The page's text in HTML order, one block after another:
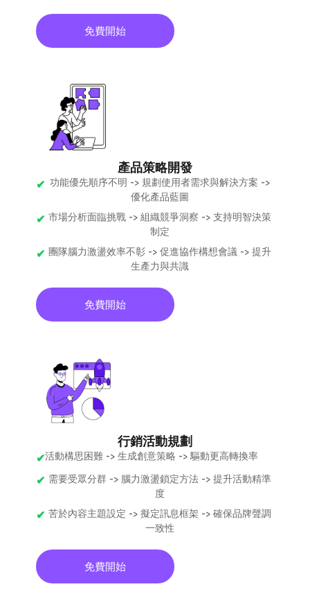
免費開始
產品策略開發
功能優先順序不明 -> 規劃使用者需求與解決方案 ->
優化產品藍圖
市場分析面臨挑戰 -> 組織競爭洞察 -> 支持明智決策
制定
團隊腦力激盪效率不彰 -> 促進協作構想會議 -> 提升
生產力與共識
免費開始
行銷活動規劃
活動構思困難 -> 生成創意策略 -> 驅動更高轉換率
需要受眾分群 -> 腦力激盪鎖定方法 -> 提升活動精準
度
苦於內容主題設定 -> 擬定訊息框架 -> 確保品牌聲調
一致性
免費開始